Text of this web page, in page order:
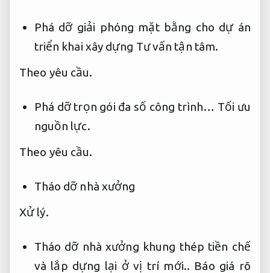
Phá dỡ giải phóng mặt bằng cho dự án
triển khai xây dựng Tư vấn tận tâm.
Theo yêu cầu.
Phá dỡ trọn gói đa số công trình… Tối ưu
nguồn lực.
Theo yêu cầu.
Tháo dỡ nhà xưởng
Xử lý.
Tháo dỡ nhà xưởng khung thép tiền chế
và lắp dựng lại ở vị trí mới.. Báo giá rõ